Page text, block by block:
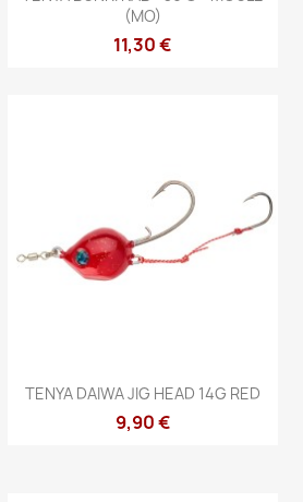
(MO)
11,30 €
Aperçu rapide
TENYA DAIWA JIG HEAD 14G RED
9,90 €